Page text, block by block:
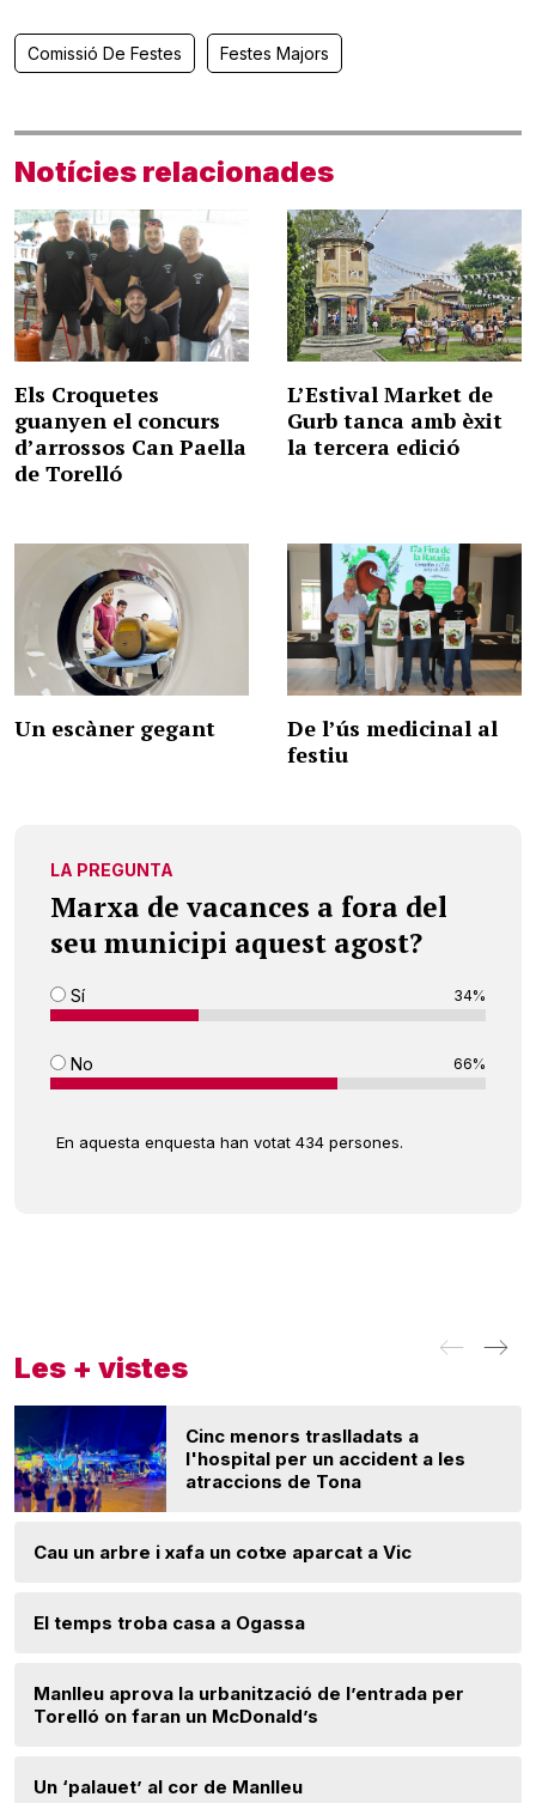
Comissió De Festes Festes Majors
Notícies relacionades
Els Croquetes
guanyen el concurs
d’arrossos Can Paella
de Torelló
L’Estival Market de
Gurb tanca amb èxit
la tercera edició
Un escàner gegant
De l’ús medicinal al
festiu
LA PREGUNTA
Marxa de vacances a fora del
seu municipi aquest agost?
Sí 34%
No 66%
En aquesta enquesta han votat 434 persones.
Les + vistes
Cinc menors traslladats a
l'hospital per un accident a les
atraccions de Tona
Cau un arbre i xafa un cotxe aparcat a Vic
El temps troba casa a Ogassa
Manlleu aprova la urbanització de l’entrada per
Torelló on faran un McDonald’s
Un ‘palauet’ al cor de Manlleu